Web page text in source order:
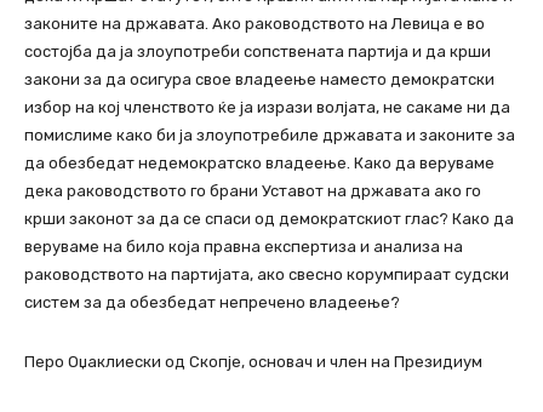
законите на државата. Ако раководството на Левица е во
состојба да ја злоупотреби сопствената партија и да крши
закони за да осигура свое владеење наместо демократски
избор на кој членството ќе ја изрази волјата, не сакаме ни да
помислиме како би ја злоупотребиле државата и законите за
да обезбедат недемократско владеење. Како да веруваме
дека раководството го брани Уставот на државата ако го
крши законот за да се спаси од демократскиот глас? Како да
веруваме на било која правна експертиза и анализа на
раководството на партијата, ако свесно корумпираат судски
систем за да обезбедат непречено владеење?
Перо Оџаклиески од Скопје, основач и член на Президиум